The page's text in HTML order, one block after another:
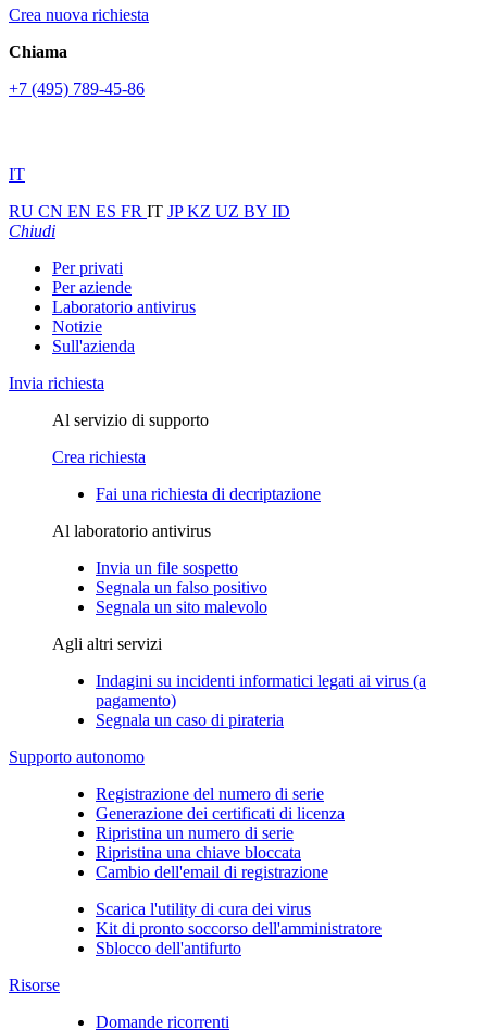
Crea nuova richiesta
Chiama
+7 (495) 789-45-86
IT
RU CN EN ES FR IT JPKZ UZ BY ID
Chiudi
Per privati
Per aziende
Laboratorio antivirus
Notizie
Sull'azienda
Invia richiesta
Al servizio di supporto
Crea richiesta
Fai una richiesta di decriptazione
Al laboratorio antivirus
Invia un file sospetto
Segnala un falso positivo
Segnala un sito malevolo
Agli altri servizi
Indagini su incidenti informatici legati ai virus (a
pagamento)
Segnala un caso di pirateria
Supporto autonomo
Registrazione del numero di serie
Generazione dei certificati di licenza
Ripristina un numero di serie
Ripristina una chiave bloccata
Cambio dell'email di registrazione
Scarica l'utility di cura dei virus
Kit di pronto soccorso dell'amministratore
Sblocco dell'antifurto
Risorse
Domande ricorrenti